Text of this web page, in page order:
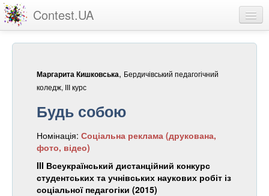
Contest.UA
Статистика
Про проект
реєстрація
Маргарита Кишковська, Бердичівський педагогічний
коледж, ІІІ курс
Будь собою
Номінація: Соціальна реклама (друкована,
фото, відео)
III Всеукраїнський дистанційний конкурс
студентських та учнівських наукових робіт із
соціальної педагогіки (2015)